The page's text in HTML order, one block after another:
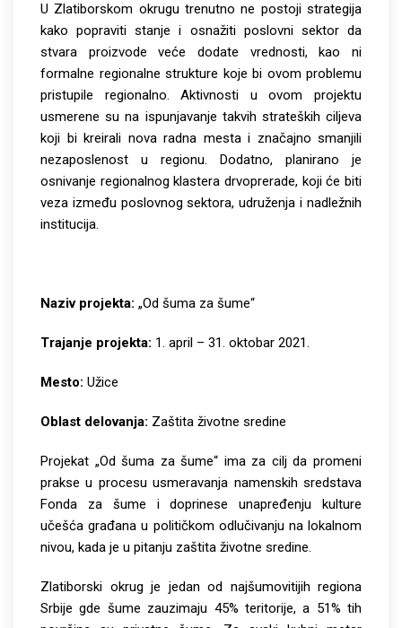
U Zlatiborskom okrugu trenutno ne postoji strategija
kako popraviti stanje i osnažiti poslovni sektor da
stvara proizvode veće dodate vrednosti, kao ni
formalne regionalne strukture koje bi ovom problemu
pristupile regionalno. Aktivnosti u ovom projektu
usmerene su na ispunjavanje takvih strateških ciljeva
koji bi kreirali nova radna mesta i značajno smanjili
nezaposlenost u regionu. Dodatno, planirano je
osnivanje regionalnog klastera drvoprerade, koji će biti
veza između poslovnog sektora, udruženja i nadležnih
institucija.
Naziv projekta: „Od šuma za šume“
Trajanje projekta: 1. april – 31. oktobar 2021.
Mesto: Užice
Oblast delovanja: Zaštita životne sredine
Projekat „Od šuma za šume“ ima za cilj da promeni
prakse u procesu usmeravanja namenskih sredstava
Fonda za šume i doprinese unapređenju kulture
učešća građana u političkom odlučivanju na lokalnom
nivou, kada je u pitanju zaštita životne sredine.
Zlatiborski okrug je jedan od najšumovitijih regiona
Srbije gde šume zauzimaju 45% teritorije, a 51% tih